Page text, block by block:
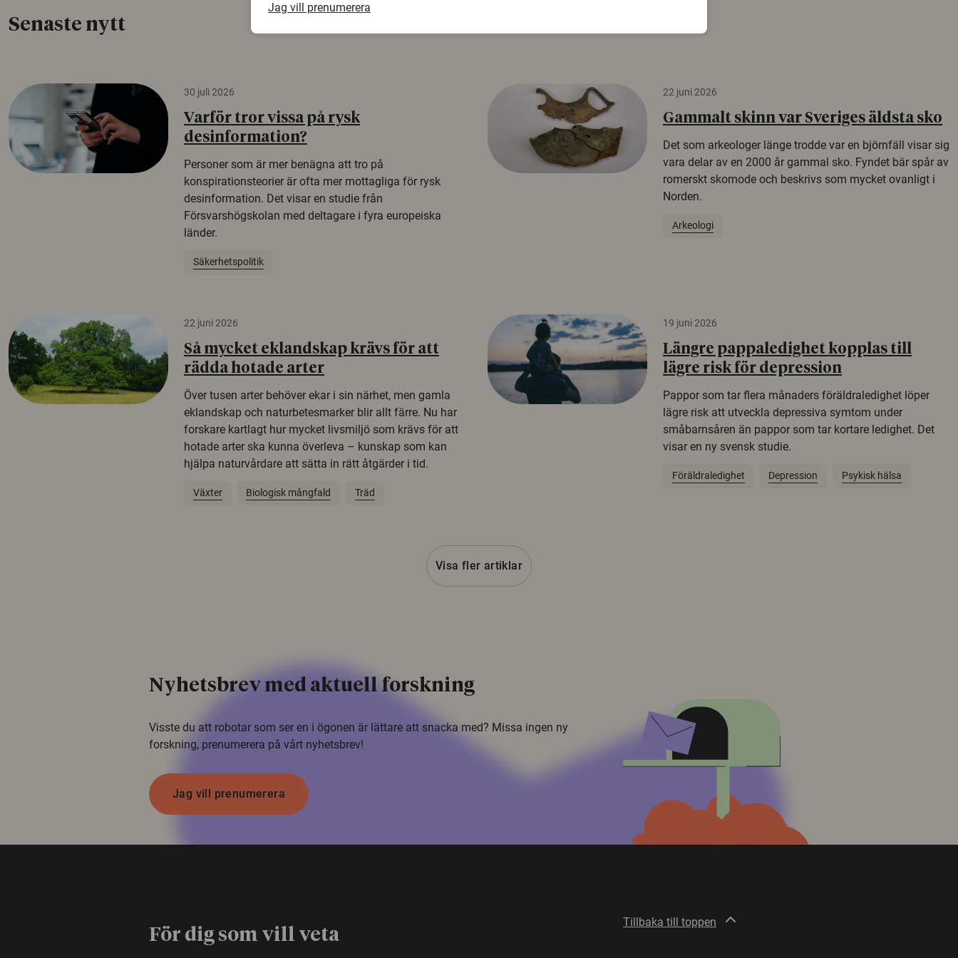
Senaste nytt
30 juli 2026
Varför tror vissa på rysk
desinformation?
Personer som är mer benägna att tro på
konspirationsteorier är ofta mer mottagliga för rysk
desinformation. Det visar en studie från
Försvarshögskolan med deltagare i fyra europeiska
länder.
Säkerhetspolitik
22 juni 2026
Gammalt skinn var Sveriges äldsta sko
Det som arkeologer länge trodde var en björnfäll visar sig
vara delar av en 2000 år gammal sko. Fyndet bär spår av
romerskt skomode och beskrivs som mycket ovanligt i
Norden.
Arkeologi
22 juni 2026
Så mycket eklandskap krävs för att
rädda hotade arter
Över tusen arter behöver ekar i sin närhet, men gamla
eklandskap och naturbetesmarker blir allt färre. Nu har
forskare kartlagt hur mycket livsmiljö som krävs för att
hotade arter ska kunna överleva – kunskap som kan
hjälpa naturvårdare att sätta in rätt åtgärder i tid.
Växter Biologisk mångfald Träd
19 juni 2026
Längre pappaledighet kopplas till
lägre risk för depression
Pappor som tar flera månaders föräldraledighet löper
lägre risk att utveckla depressiva symtom under
småbarnsåren än pappor som tar kortare ledighet. Det
visar en ny svensk studie.
Föräldraledighet Depression Psykisk hälsa
Visa fler artiklar
Nyhetsbrev med aktuell forskning
Visste du att robotar som ser en i ögonen är lättare att snacka med? Missa ingen ny
forskning, prenumerera på vårt nyhetsbrev!
Jag vill prenumerera
För dig som vill veta
Tillbaka till toppen
Jag vill prenumerera